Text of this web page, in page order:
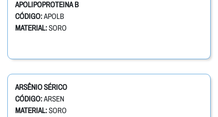
APOLIPOPROTEINA B
CÓDIGO:APOLB
MATERIAL:SORO
ARSÊNIO SÉRICO
CÓDIGO:ARSEN
MATERIAL:SORO